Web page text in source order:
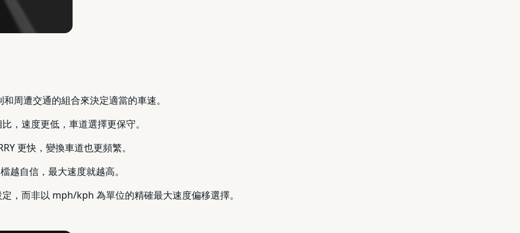
周遭交通的組合來決定適當的車速。
，速度更低，車道選擇更保守。
更快，變換車道也更頻繁。
越自信，最大速度就越高。
，而非以 mph/kph 為單位的精確最大速度偏移選擇。